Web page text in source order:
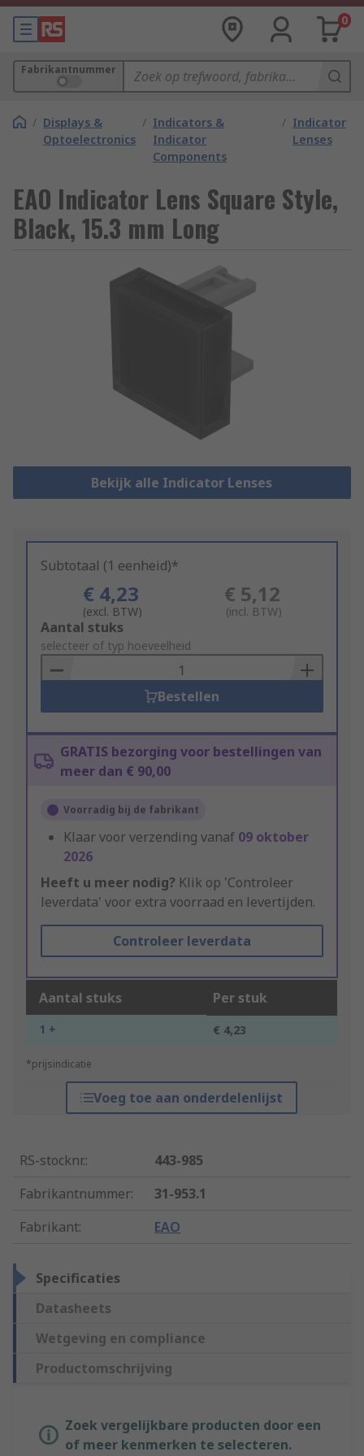
0
Fabrikantnummer
/ Displays &
Optoelectronics
/ Indicators &
Indicator
Components
/ Indicator
Lenses
EAO Indicator Lens Square Style,
Black, 15.3 mm Long
Bekijk alle Indicator Lenses
Subtotaal (1 eenheid)*
€ 4,23
(excl. BTW)
€ 5,12
(incl. BTW)
Add
to
Basket
Aantal stuks
selecteer of typ hoeveelheid
Bestellen
GRATIS bezorging voor bestellingen van
meer dan € 90,00
Voorradig bij de fabrikant
Klaar voor verzending vanaf 09 oktober
2026
Heeft u meer nodig? Klik op 'Controleer
leverdata' voor extra voorraad en levertijden.
Controleer leverdata
Aantal stuks Per stuk
1 + € 4,23
*prijsindicatie
Voeg toe aan onderdelenlijst
RS-stocknr.:
443-985
Fabrikantnummer:
31-953.1
Fabrikant: EAO
Specificaties
Datasheets
Wetgeving en compliance
Productomschrijving
Zoek vergelijkbare producten door een
of meer kenmerken te selecteren.